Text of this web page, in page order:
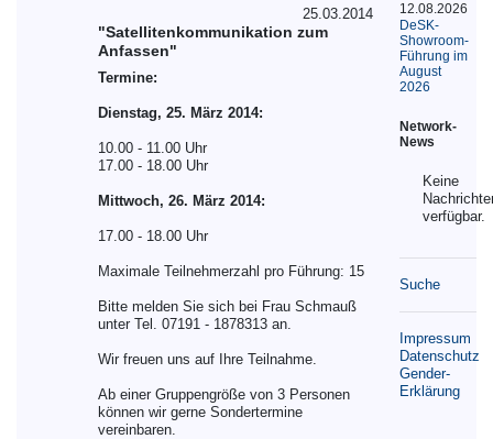
25.03.2014
"Satellitenkommunikation zum
Anfassen"
Termine:
Dienstag, 25. März 2014:
10.00 - 11.00 Uhr
17.00 - 18.00 Uhr
Mittwoch, 26. März 2014:
17.00 - 18.00 Uhr
Maximale Teilnehmerzahl pro Führung: 15
Bitte melden Sie sich bei Frau Schmauß
unter Tel. 07191 - 1878313 an.
Wir freuen uns auf Ihre Teilnahme.
Ab einer Gruppengröße von 3 Personen
können wir gerne Sondertermine
vereinbaren.
12.08.2026
DeSK-
Showroom-
Führung im
August
2026
Network-
News
Keine
verfügbar.
Suche
Impressum
Datenschutz
Gender-
Erklärung